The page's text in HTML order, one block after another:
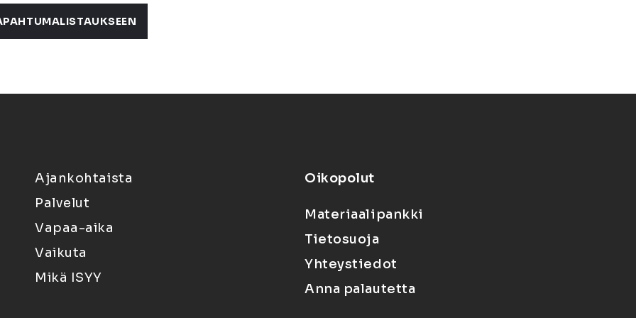
Ajankohtaista
Palvelut
Vapaa-aika
Vaikuta
Mikä ISYY
Oikopolut
Materiaalipankki
Tietosuoja
Yhteystiedot
Anna palautetta